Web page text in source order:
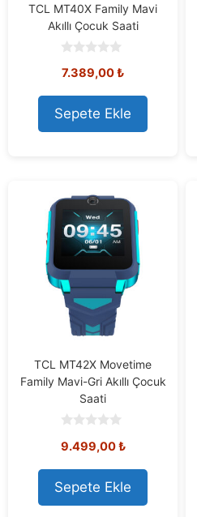
TCL MT40X Family Mavi
Akıllı Çocuk Saati
o
t
o
f
5
7.389,00₺
Sepete Ekle
TCL MT42X Movetime
Family Mavi-Gri Akıllı Çocuk
Saati
o
t
o
f
5
9.499,00₺
Sepete Ekle